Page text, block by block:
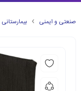
صنعتی و ایمنی